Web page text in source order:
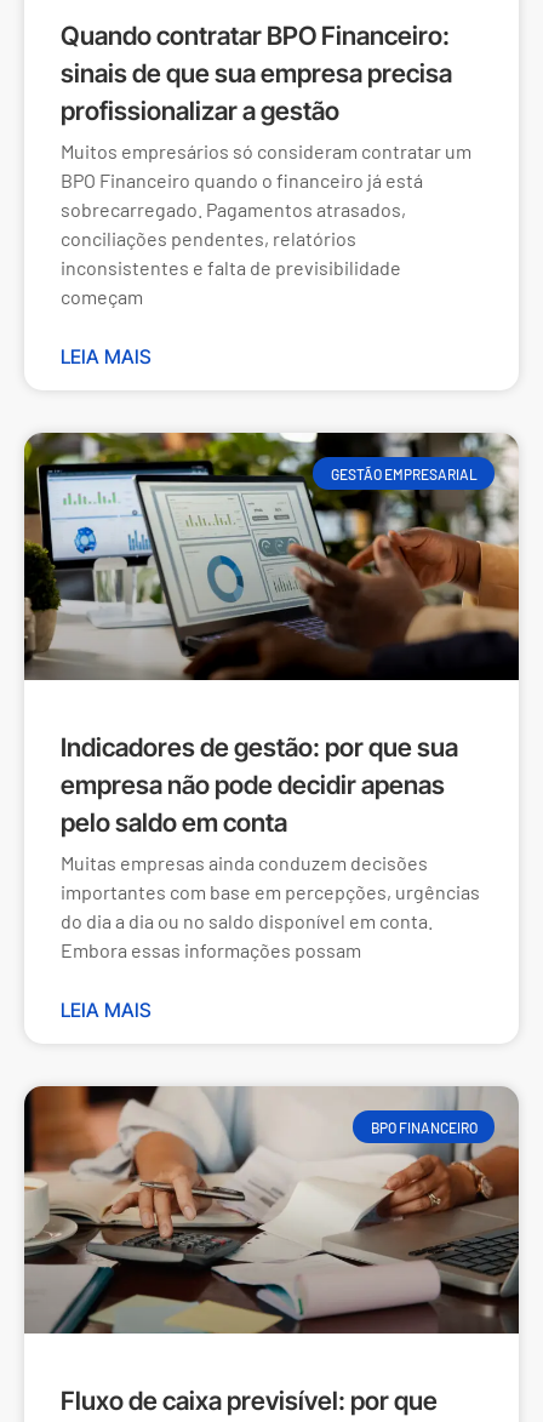
Quando contratar BPO Financeiro:
sinais de que sua empresa precisa
profissionalizar a gestão
Muitos empresários só consideram contratar um
BPO Financeiro quando o financeiro já está
sobrecarregado. Pagamentos atrasados,
conciliações pendentes, relatórios
inconsistentes e falta de previsibilidade
começam
LEIA MAIS
GESTÃO EMPRESARIAL
Indicadores de gestão: por que sua
empresa não pode decidir apenas
pelo saldo em conta
Muitas empresas ainda conduzem decisões
importantes com base em percepções, urgências
do dia a dia ou no saldo disponível em conta.
Embora essas informações possam
LEIA MAIS
BPO FINANCEIRO
Fluxo de caixa previsível: por que